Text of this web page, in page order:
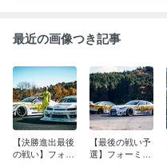
最近の画像つき記事
【決勝進出最後
の戦い】フォー
【最後の戦い予
選】フォーミュ